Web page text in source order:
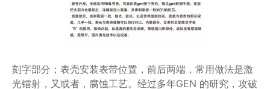
刻字部分；表壳安装表带位置，前后两端，常用做法是激
光镭射，又或者，腐蚀工艺。经过多年GEN 的研究，攻破